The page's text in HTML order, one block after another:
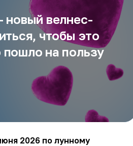
новый велнес-
чтобы это
пошло на пользу
2026 по лунному